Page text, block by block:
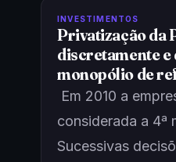
INVESTIMENTOS
Privatização da
discretamente e
monopólio de
Em 2010 a
considerada a 4ª
Sucessivas